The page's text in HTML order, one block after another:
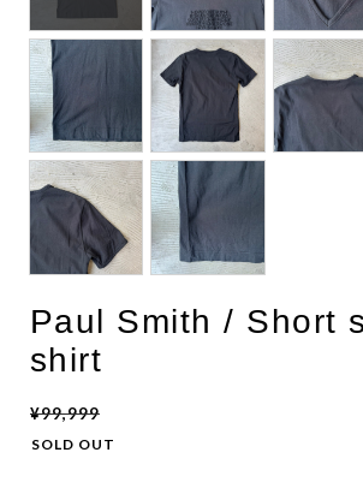
Paul Smith / Short
shirt
¥99,999
SOLD OUT